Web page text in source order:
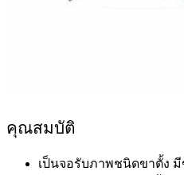
คุณสมบัติ
เป็นจอรับภาพชนิดขาตั้ง